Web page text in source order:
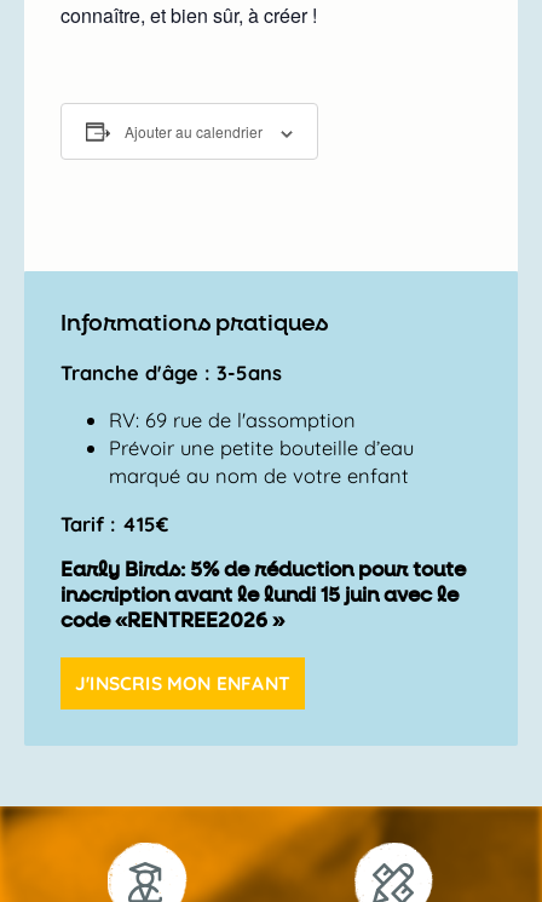
connaître, et bien sûr, à créer !
Ajouter au calendrier
Informations pratiques
Tranche d'âge : 3-5ans
RV: 69 rue de l'assomption
Prévoir une petite bouteille d’eau
marqué au nom de votre enfant
Tarif : 415€
Early Birds: 5% de réduction pour toute
inscription avant le lundi 15 juin avec le
code «RENTREE2026 »
J'INSCRIS MON ENFANT